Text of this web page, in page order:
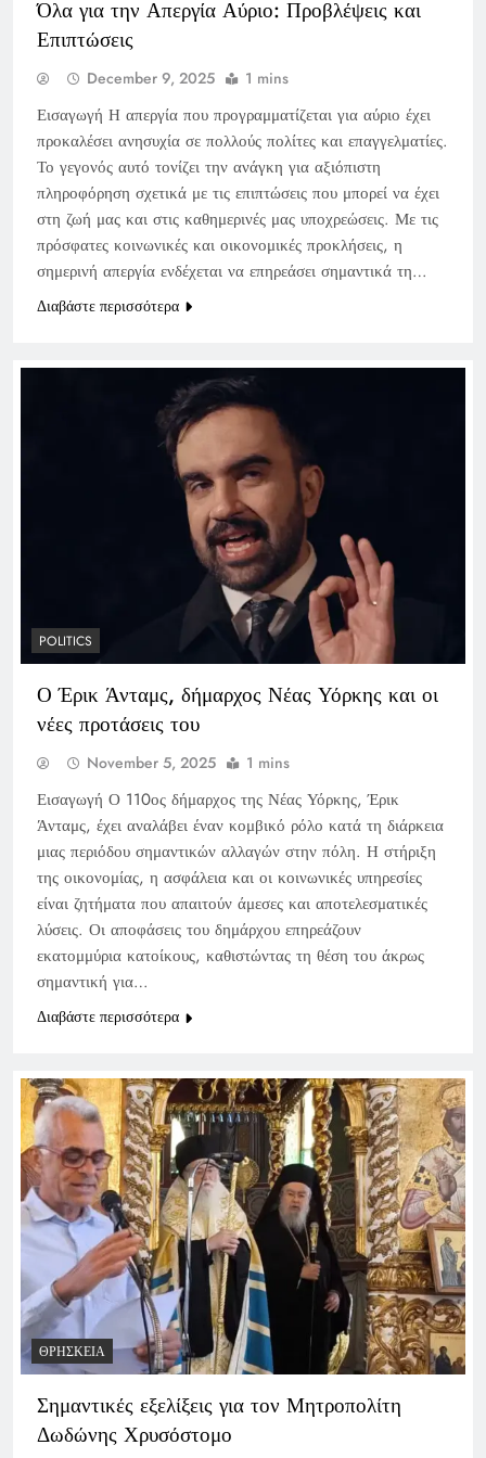
Όλα για την Απεργία Αύριο: Προβλέψεις και
Επιπτώσεις
December 9, 2025 1 mins
Εισαγωγή Η απεργία που προγραμματίζεται για αύριο έχει
προκαλέσει ανησυχία σε πολλούς πολίτες και επαγγελματίες.
Το γεγονός αυτό τονίζει την ανάγκη για αξιόπιστη
πληροφόρηση σχετικά με τις επιπτώσεις που μπορεί να έχει
στη ζωή μας και στις καθημερινές μας υποχρεώσεις. Με τις
πρόσφατες κοινωνικές και οικονομικές προκλήσεις, η
σημερινή απεργία ενδέχεται να επηρεάσει σημαντικά τη…
Διαβάστε περισσότερα
POLITICS
Ο Έρικ Άνταμς, δήμαρχος Νέας Υόρκης και οι
νέες προτάσεις του
November 5, 2025 1 mins
Εισαγωγή Ο 110ος δήμαρχος της Νέας Υόρκης, Έρικ
Άνταμς, έχει αναλάβει έναν κομβικό ρόλο κατά τη διάρκεια
μιας περιόδου σημαντικών αλλαγών στην πόλη. Η στήριξη
της οικονομίας, η ασφάλεια και οι κοινωνικές υπηρεσίες
είναι ζητήματα που απαιτούν άμεσες και αποτελεσματικές
λύσεις. Οι αποφάσεις του δημάρχου επηρεάζουν
εκατομμύρια κατοίκους, καθιστώντας τη θέση του άκρως
σημαντική για…
Διαβάστε περισσότερα
ΘΡΗΣΚΕΊΑ
Σημαντικές εξελίξεις για τον Μητροπολίτη
Δωδώνης Χρυσόστομο